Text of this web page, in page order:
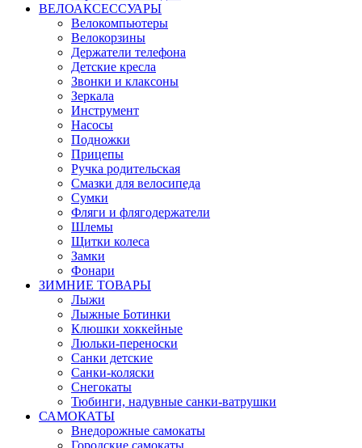
ВЕЛОАКСЕССУАРЫ
Велокомпьютеры
Велокорзины
Держатели телефона
Детские кресла
Звонки и клаксоны
Зеркала
Инструмент
Насосы
Подножки
Прицепы
Ручка родительская
Смазки для велосипеда
Сумки
Фляги и флягодержатели
Шлемы
Щитки колеса
Замки
Фонари
ЗИМНИЕ ТОВАРЫ
Лыжи
Лыжные Ботинки
Клюшки хоккейные
Люльки-переноски
Санки детские
Санки-коляски
Снегокаты
Тюбинги, надувные санки-ватрушки
САМОКАТЫ
Внедорожные самокаты
Городские самокаты